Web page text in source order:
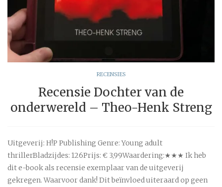
RECENSIES
Recensie Dochter van de
onderwereld – Theo-Henk Streng
Uitgeverij: H!P Publishing Genre: Young adult
thrillerBladzijdes: 126Prijs: € 3,99Waardering:★★★ Ik heb
dit e-book als recensie exemplaar van de uitgeverij
gekregen. Waarvoor dank! Dit beïnvloed uiteraard op geen